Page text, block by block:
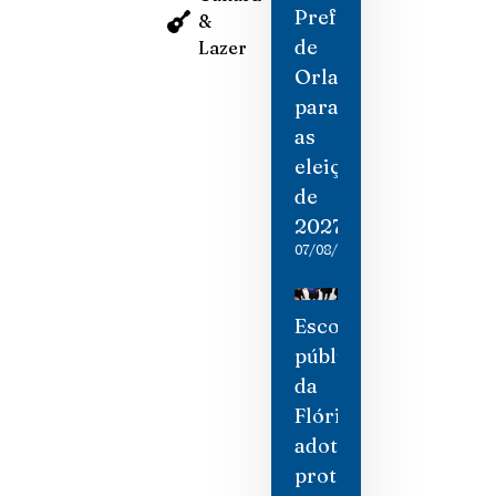
&
Lazer
Prefeitura
de
Orlando
para
as
eleições
de
2027
07/08/2026
Escolas
públicas
da
Flórida
adotam
protocolos